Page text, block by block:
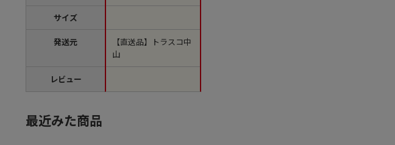
サイズ
発送元
レビュー
【直送品】トラスコ中
山
最近みた商品